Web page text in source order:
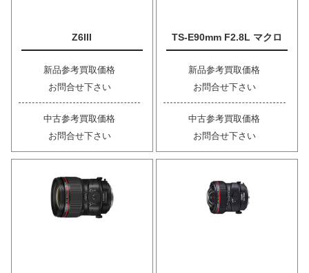
Z6III
新品参考買取価格
お問合せ下さい
中古参考買取価格
お問合せ下さい
TS-E90mm F2.8L マクロ
新品参考買取価格
お問合せ下さい
中古参考買取価格
お問合せ下さい